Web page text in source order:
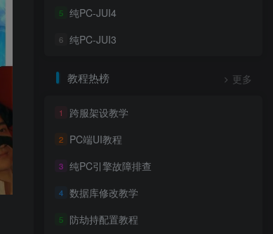
5 纯PC-JUI4
6 纯PC-JUI3
教程热榜 更多
1 跨服架设教学
2 PC端UI教程
3 纯PC引擎故障排查
4 数据库修改教学
5 防劫持配置教程